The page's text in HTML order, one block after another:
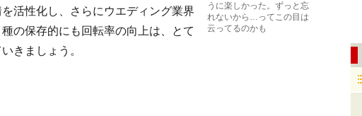
うに楽しかった。ずっと忘
れないから…ってこの目は
云ってるのかも
活性化し、さらにウエディング業界
の保存的にも回転率の向上は、とて
きましょう。